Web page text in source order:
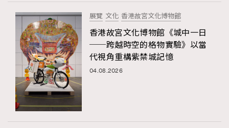
展覽 文化 香港故宮文化博物館
香港故宮文化博物館《城中一日
──跨越時空的格物實驗》以當
代視角重構紫禁城記憶
04.08.2026